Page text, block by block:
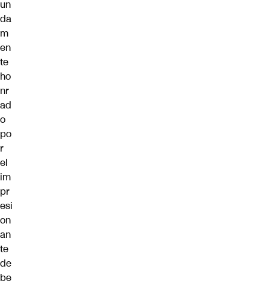
un
da
m
en
te
ho
nr
ad
o
po
r
el
im
pr
esi
on
an
te
de
be